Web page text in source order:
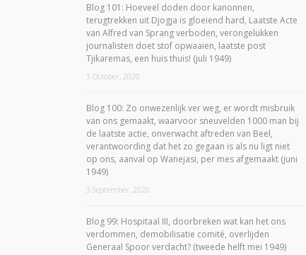
Blog 101: Hoeveel doden door kanonnen,
terugtrekken uit Djogja is gloeiend hard, Laatste Acte
van Alfred van Sprang verboden, verongelukken
journalisten doet stof opwaaien, laatste post
Tjikaremas, een huis thuis! (juli 1949)
3 October, 2020
Blog 100: Zo onwezenlijk ver weg, er wordt misbruik
van ons gemaakt, waarvoor sneuvelden 1000 man bij
de laatste actie, onverwacht aftreden van Beel,
verantwoording dat het zo gegaan is als nu ligt niet
op ons, aanval op Wanejasi, per mes afgemaakt (juni
1949)
3 September, 2020
Blog 99: Hospitaal III, doorbreken wat kan het ons
verdommen, demobilisatie comité, overlijden
Generaal Spoor verdacht? (tweede helft mei 1949)